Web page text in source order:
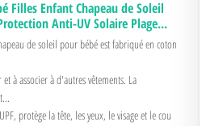
Filles Enfant Chapeau de Soleil
Anti-UV Solaire Plage...
de soleil pour bébé est fabriqué en coton
à associer à d'autres vêtements. La
protège la tête, les yeux, le visage et le cou